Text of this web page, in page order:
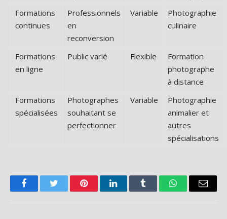
Formations
continues
Professionnels
en
reconversion
Variable
Photographie
culinaire
Formations
en ligne
Public varié Flexible
Formation
photographe
à distance
Formations
spécialisées
Photographes
souhaitant se
perfectionner
Variable
Photographie
animalier et
autres
spécialisations
FacebookTwitter PinterestLinkedInTumblr WhatsAppEmail